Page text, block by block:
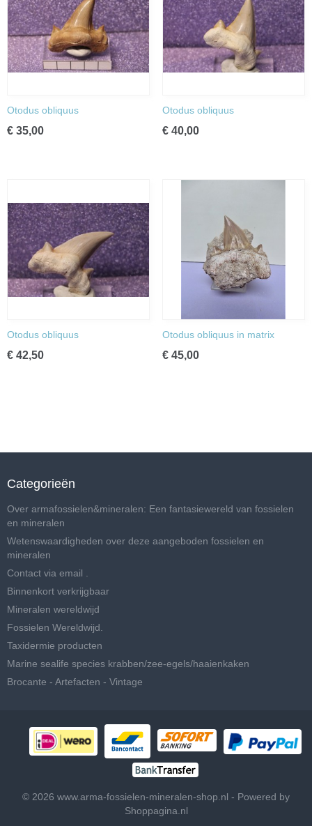
Otodus obliquus
€ 35,00
Otodus obliquus
€ 40,00
Otodus obliquus
€ 42,50
Otodus obliquus in matrix
€ 45,00
Categorieën
Over armafossielen&mineralen: Een fantasiewereld van fossielen
en mineralen
Wetenswaardigheden over deze aangeboden fossielen en
mineralen
Contact via email .
Binnenkort verkrijgbaar
Mineralen wereldwijd
Fossielen Wereldwijd.
Taxidermie producten
Marine sealife species krabben/zee-egels/haaienkaken
Brocante - Artefacten - Vintage
© 2026 www.arma-fossielen-mineralen-shop.nl - Powered by
Shoppagina.nl